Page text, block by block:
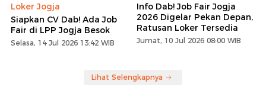
Loker Jogja
Siapkan CV Dab! Ada Job
Fair di LPP Jogja Besok
Selasa, 14 Jul 2026 13:42 WIB
Info Dab! Job Fair Jogja
2026 Digelar Pekan Depan,
Ratusan Loker Tersedia
Jumat, 10 Jul 2026 08:00 WIB
Lihat Selengkapnya